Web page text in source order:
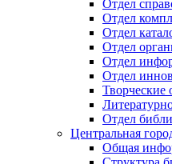
Отдел
Отдел
Отдел
Отдел
Отдел
Отдел
Творческие
Отдел
Центральная
Общая